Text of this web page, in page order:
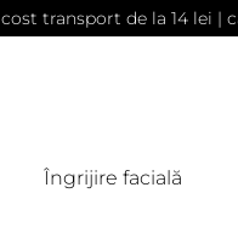
cost transport de la 14 lei |
Îngrijire facială